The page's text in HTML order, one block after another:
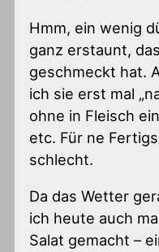
Hmm, ein wenig
ganz erstaunt,
geschmeckt hat.
ich sie erst mal
ohne in Fleisch
etc. Für ne
schlecht.
Da das Wetter
ich heute auch
Salat gemacht –